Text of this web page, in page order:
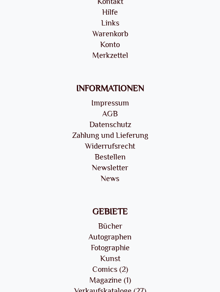
Hilfe
Links
Warenkorb
Konto
Merkzettel
INFORMATIONEN
Impressum
AGB
Datenschutz
Zahlung und Lieferung
Widerrufsrecht
Bestellen
Newsletter
News
GEBIETE
Bücher
Autographen
Fotographie
Kunst
Comics (2)
Magazine (1)